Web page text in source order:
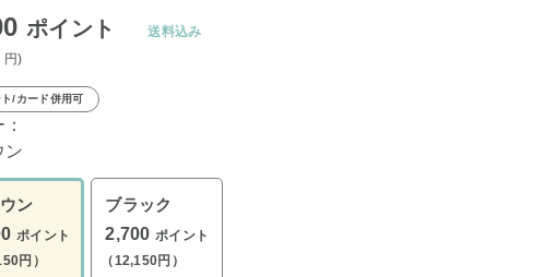
ポイント
円)
送料込み
/カード併用可
ン
ン
ポイント
円）
ブラック
2,700 ポイント
（12,150円）